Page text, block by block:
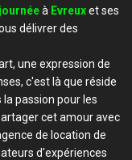
à Evreuxet ses
délivrer des
une expression de
c'est là que réside
la passion pour les
cet amour avec
de location de
d'expériences